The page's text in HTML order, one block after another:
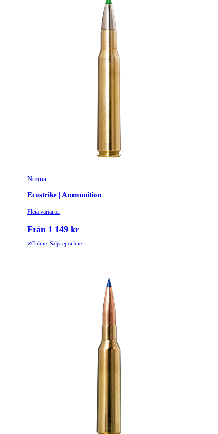
Norma
Ecostrike | Ammunition
Flera varianter
Från 1 149 kr
Online: Säljs ej online